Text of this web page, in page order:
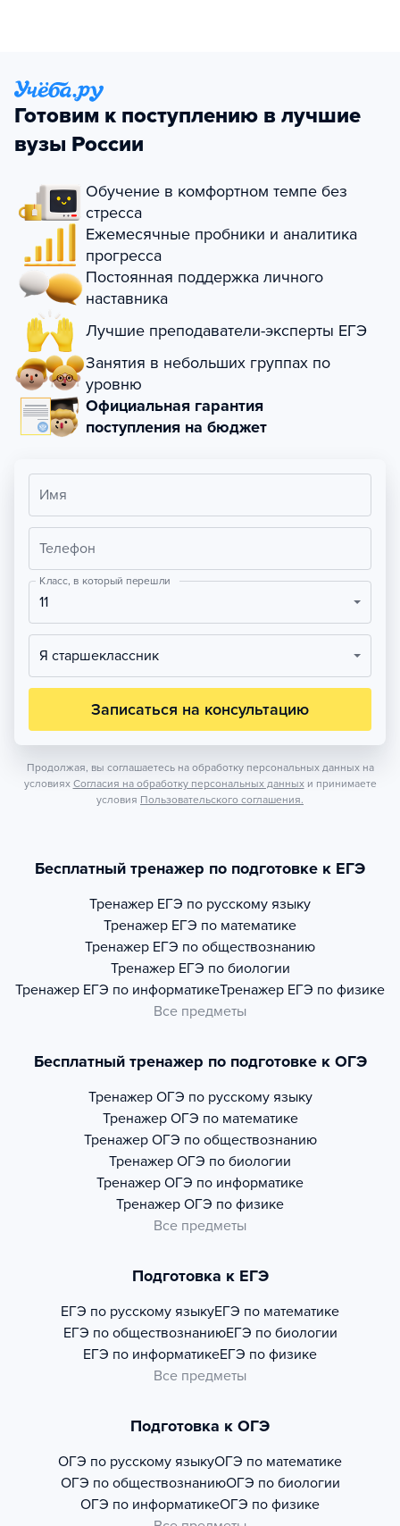
Готовим к поступлению в лучшие
вузы России
Обучение в комфортном темпе без
стресса
Ежемесячные пробники и аналитика
прогресса
Постоянная поддержка личного
наставника
Лучшие преподаватели-эксперты ЕГЭ
Занятия в небольших группах по
уровню
Официальная гарантия
поступления на бюджет
Имя
Телефон
Класс, в который перешли
11
Я старшеклассник
Записаться на консультацию
Продолжая, вы соглашаетесь на обработку персональных данных на
условиях Согласия на обработку персональных данных и принимаете
условия Пользовательского соглашения.
Бесплатный тренажер по подготовке к ЕГЭ
Тренажер ЕГЭ по русскому языку
Тренажер ЕГЭ по математике
Тренажер ЕГЭ по обществознанию
Тренажер ЕГЭ по биологии
Тренажер ЕГЭ по информатикеТренажер ЕГЭ по физике
Все предметы
Бесплатный тренажер по подготовке к ОГЭ
Тренажер ОГЭ по русскому языку
Тренажер ОГЭ по математике
Тренажер ОГЭ по обществознанию
Тренажер ОГЭ по биологии
Тренажер ОГЭ по информатике
Тренажер ОГЭ по физике
Все предметы
Подготовка к ЕГЭ
ЕГЭ по русскому языкуЕГЭ по математике
ЕГЭ по обществознаниюЕГЭ по биологии
ЕГЭ по информатикеЕГЭ по физике
Все предметы
Подготовка к ОГЭ
ОГЭ по русскому языкуОГЭ по математике
ОГЭ по обществознаниюОГЭ по биологии
ОГЭ по информатикеОГЭ по физике